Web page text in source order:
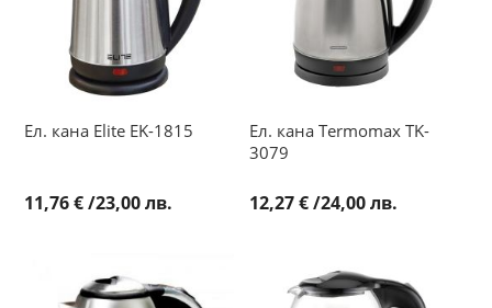
Ел. кана Elite EK-1815
11,76 €/23,00 лв.
Ел. кана Termomax TK-
3079
12,27 €/24,00 лв.